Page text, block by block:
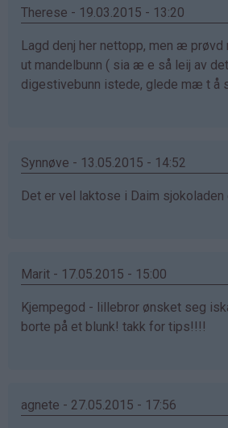
Therese - 19.03.2015 - 13:20
Lagd denj her nettopp, men æ
ut mandelbunn ( sia æ e så leij av
digestivebunn istede, glede mæ t å
Synnøve - 13.05.2015 - 14:52
Det er vel laktose i Daim sjokoladen
Marit - 17.05.2015 - 15:00
Kjempegod - lillebror ønsket seg
borte på et blunk! takk for tips!!!!
agnete - 27.05.2015 - 17:56